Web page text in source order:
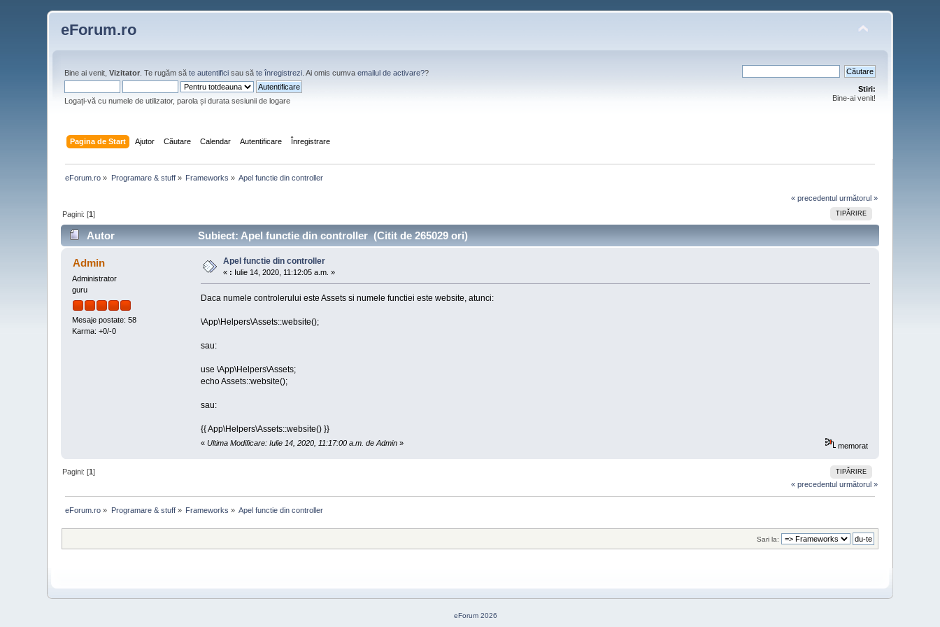
eForum.ro
Bine ai venit,Vizitator . Te rugăm săte autentifici sau săte înregistrezi . Ai omis cumvaemailul de activare??
Logați-vă cu numele de utilizator, parola și durata sesiunii de logare
Stiri:
Bine-ai venit!
Pagina de Start Ajutor Căutare Calendar Autentificare Înregistrare
eForum.ro » Programare & stuff» Frameworks » Apel functie din controller
« precedentul următorul »
TIPĂRIRE
Pagini: [1]
Autor Subiect: Apel functie din controller (Citit de 265029 ori)
Admin
Administrator
guru
Mesaje postate: 58
Karma: +0/-0
Apel functie din controller
« : Iulie 14, 2020, 11:12:05 a.m. »
Daca numele controlerului este Assets si numele functiei este website, atunci:
\App\Helpers\Assets::website();
sau:
use \App\Helpers\Assets;
echo Assets::website();
sau:
{{ App\Helpers\Assets::website() }}
« Ultima Modificare: Iulie 14, 2020, 11:17:00 a.m. de Admin» memorat
TIPĂRIRE
Pagini: [1]
« precedentul următorul »
eForum.ro » Programare & stuff» Frameworks » Apel functie din controller
Sari la:
eForum 2026